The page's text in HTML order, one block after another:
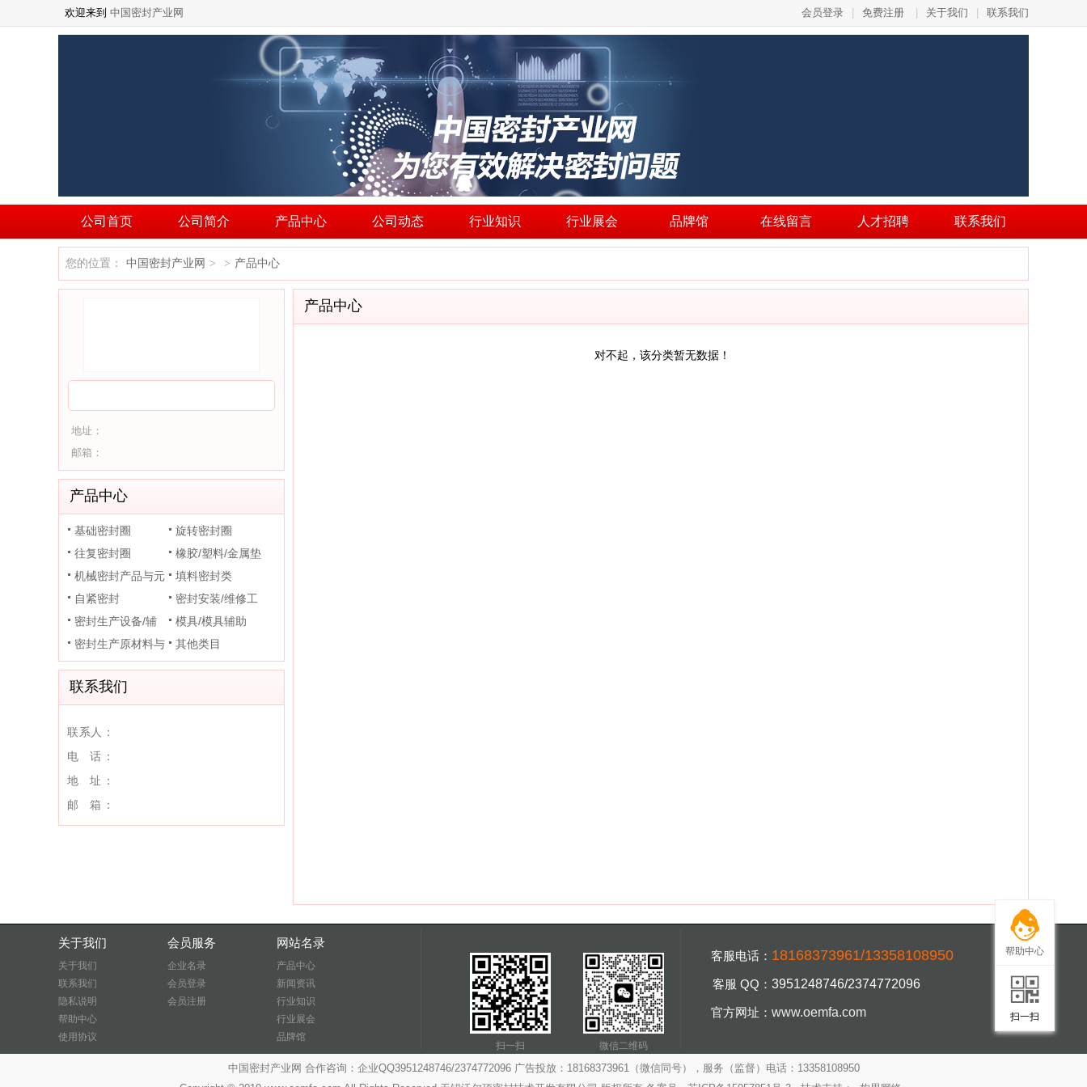
欢迎来到 中国密封产业网 会员登录 免费注册 关于我们 联系我们
公司首页 公司简介 产品中心 公司动态 行业知识 行业展会 品牌馆 在线留言 人才招聘 联系我们
您的位置： 中国密封产业网 > > 产品中心
地址：
邮箱：
产品中心
基础密封圈
旋转密封圈
往复密封圈
橡胶/塑料/金属垫
片
机械密封产品与元
件
填料密封类
自紧密封
密封安装/维修工
具
密封生产设备/辅
助装置
模具/模具辅助
密封生产原材料与
其他类目
联系我们
联系人：
电 话：
地 址：
邮 箱：
产品中心
对不起，该分类暂无数据！
关于我们
关于我们
联系我们
隐私说明
帮助中心
使用协议
会员服务
企业名录
会员登录
会员注册
网站名录
产品中心
新闻资讯
行业知识
行业展会
品牌馆
扫一扫 微信二维码
客服电话： 18168373961/13358108950
客服 QQ： 3951248746/2374772096
官方网址： www.oemfa.com
中国密封产业网 合作咨询：企业QQ3951248746/2374772096 广告投放：18168373961（微信同号），服务（监督）电话：13358108950
帮助中心
扫一扫
扫一扫，手机访